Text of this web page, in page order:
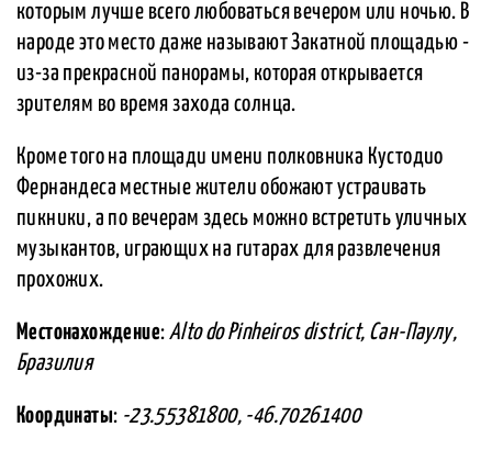
которым лучше всего любоваться вечером или ночью. В
народе это место даже называют Закатной площадью -
из-за прекрасной панорамы, которая открывается
зрителям во время захода солнца.
Кроме того на площади имени полковника Кустодио
Фернандеса местные жители обожают устраивать
пикники, а по вечерам здесь можно встретить уличных
музыкантов, играющих на гитарах для развлечения
прохожих.
Местонахождение: Alto do Pinheiros district, Сан-Паулу,
Бразилия
Координаты: -23.55381800, -46.70261400